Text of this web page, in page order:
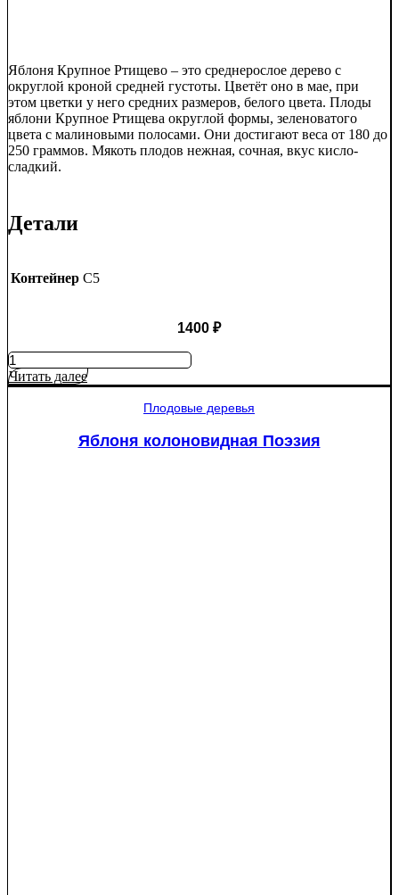
Яблоня Крупное Ртищево – это среднерослое дерево с
округлой кроной средней густоты. Цветёт оно в мае, при
этом цветки у него средних размеров, белого цвета. Плоды
яблони Крупное Ртищева округлой формы, зеленоватого
цвета с малиновыми полосами. Они достигают веса от 180 до
250 граммов. Мякоть плодов нежная, сочная, вкус кисло-
сладкий.
Детали
Контейнер C5
1400 ₽
Количество
товара
Яблоня
Читать далее
Плодовые деревья
Яблоня колоновидная Поэзия